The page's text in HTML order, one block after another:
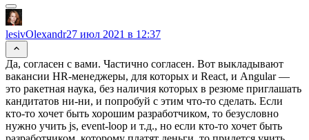
lesivOlexandr27 июл 2021 в 12:37
Да, согласен с вами. Частично согласен. Вот выкладывают
вакансии HR-менеджеры, для которых и React, и Angular —
это ракетная наука, без наличия которых в резюме приглашать
кандитатов ни-ни, и попробуй с этим что-то сделать. Если
кто-то хочет быть хорошим разработчиком, то безусловно
нужно учить js, event-loop и т.д., но если кто-то хочет быть